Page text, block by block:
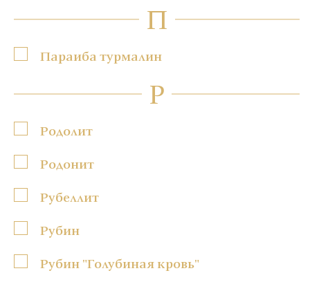
П
Параиба турмалин
Р
Родолит
Родонит
Рубеллит
Рубин
Рубин "Голубиная кровь"